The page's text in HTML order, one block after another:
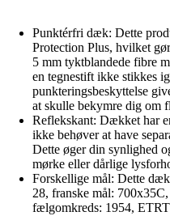
Punktérfri dæk: Dette
Protection Plus, hvilket
5 mm tyktblandede fibre
en tegnestift ikke stikkes
punkteringsbeskyttelse
at skulle bekymre dig om
Reflekskant: Dækket har
ikke behøver at have
Dette øger din synlighed
mørke eller dårlige
Forskellige mål: Dette
28, franske mål:
fælgomkreds: 1954,